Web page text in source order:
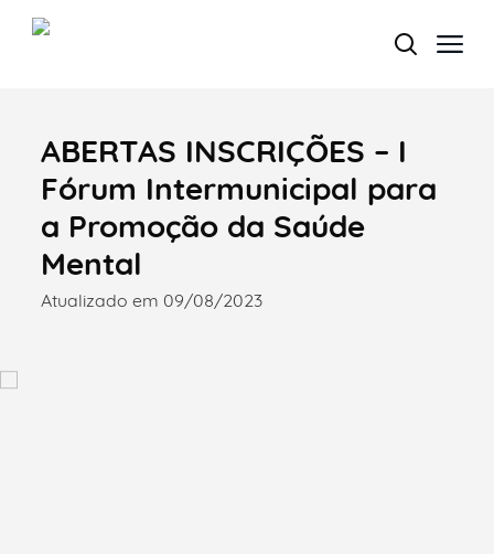
Termo de Pesquisa
Categorias gerais
ABERTAS INSCRIÇÕES – I
Fórum Intermunicipal para
a Promoção da Saúde
Mental
Atualizado em 09/08/2023